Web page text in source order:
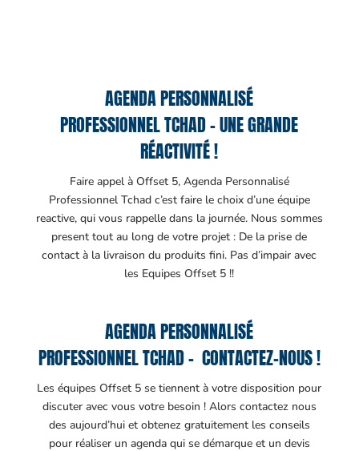
AGENDA PERSONNALISÉ
PROFESSIONNEL TCHAD – UNE GRANDE
RÉACTIVITÉ !
Faire appel à Offset 5, Agenda Personnalisé
Professionnel Tchad c’est faire le choix d’une équipe
reactive, qui vous rappelle dans la journée. Nous sommes
present tout au long de votre projet : De la prise de
contact à la livraison du produits fini. Pas d’impair avec
les Equipes Offset 5 !!
AGENDA PERSONNALISÉ
PROFESSIONNEL TCHAD – CONTACTEZ-NOUS !
Les équipes Offset 5 se tiennent à votre disposition pour
discuter avec vous votre besoin ! Alors contactez nous
des aujourd’hui et obtenez gratuitement les conseils
pour réaliser un agenda qui se démarque et un devis